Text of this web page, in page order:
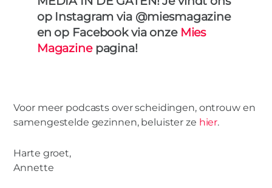
op Instagram via @miesmagazine
en op Facebook via onze Mies
Magazinepagina!
Voor meer podcasts over scheidingen, ontrouw en
samengestelde gezinnen, beluister ze hier.
Harte groet,
Annette